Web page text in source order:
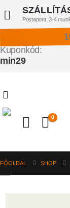
Postapont: 3-4
Kuponkód:
min29
0
FŐOLDAL SHOP